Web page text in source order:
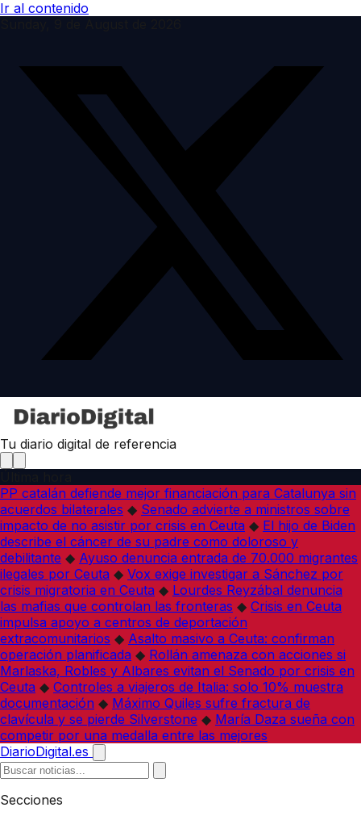
Ir al contenido
Tu diario digital de referencia
PP catalán defiende mejor financiación para Catalunya sin
acuerdos bilaterales ◆ Senado advierte a ministros sobre
impacto de no asistir por crisis en Ceuta ◆ El hijo de Biden
describe el cáncer de su padre como doloroso y
debilitante ◆ Ayuso denuncia entrada de 70.000 migrantes
ilegales por Ceuta ◆ Vox exige investigar a Sánchez por
crisis migratoria en Ceuta ◆ Lourdes Reyzábal denuncia
las mafias que controlan las fronteras ◆ Crisis en Ceuta
impulsa apoyo a centros de deportación
extracomunitarios ◆ Asalto masivo a Ceuta: confirman
operación planificada ◆ Rollán amenaza con acciones si
Marlaska, Robles y Albares evitan el Senado por crisis en
Ceuta ◆ Controles a viajeros de Italia: solo 10% muestra
documentación ◆ Máximo Quiles sufre fractura de
clavícula y se pierde Silverstone ◆ María Daza sueña con
competir por una medalla entre las mejores
DiarioDigital.es
Secciones